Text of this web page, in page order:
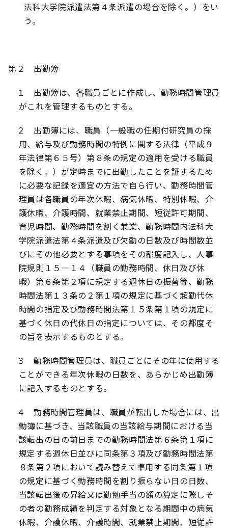
法科大学院派遣法第４条派遣の場合を除く。）をい
う。
第２ 出勤簿
１ 出勤簿は、各職員ごとに作成し、勤務時間管理員
がこれを管理するものとする。
２ 出勤簿には、職員（一般職の任期付研究員の採
用、給与及び勤務時間の特例に関する法律（平成９
年法律第６５号）第８条の規定の適用を受ける職員
を除く。）が定時までに出勤したことを証するため
に必要な記録を適宜の方法で自ら行い、勤務時間管
理員は各職員の年次休暇、病気休暇、特別休暇、介
護休暇、介護時間、就業禁止期間、短従許可期間、
育児時間、勤務時間を割く兼業、勤務時間内法科大
学院派遣法第４条派遣及び欠勤の日数及び時間数並
びにその他必要とする事項をその都度記入し、人事
院規則１５―１４（職員の勤務時間、休日及び休
暇）第６条第２項に規定する週休日の振替等、勤務
時間法第１３条の２第１項の規定に基づく超勤代休
時間の指定及び勤務時間法第１５条第１項の規定に
基づく休日の代休日の指定については、その都度そ
の旨を表示するものとする。
３ 勤務時間管理員は、職員ごとにその年に使用する
ことができる年次休暇の日数を、あらかじめ出勤簿
に記入するものとする。
４ 勤務時間管理員は、職員が転出した場合には、出
勤簿に基づき、当該職員の当該給与期間における当
該転出の日の前日までの勤務時間法第６条第１項に
規定する週休日並びに同条第３項及び勤務時間法第
８条第２項において読み替えて準用する同条第１項
の規定に基づく勤務時間を割り振らない日の日数、
当該転出後の昇給又は勤勉手当の額の算定に際しそ
の者の勤務成績を判定する対象となる期間中の病気
休暇、介護休暇、介護時間、就業禁止期間、短従許